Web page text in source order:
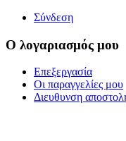
Σύνδεση
Ο λογαριασμός μου
Επεξεργασία
Οι παραγγελίες μου
Διευθυνση